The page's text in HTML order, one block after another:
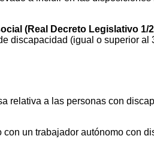
(Real Decreto Legislativo 1/
discapacidad (igual o superior
a las personas con
un trabajador autónomo con